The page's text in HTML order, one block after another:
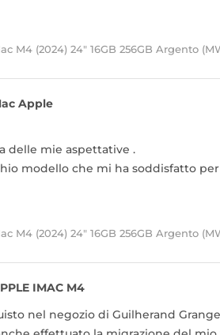
M4 (2024) 24" 16GB 256GB Argento
Apple
delle mie aspettative .
modello che mi ha soddisfatto
M4 (2024) 24" 16GB 256GB Argento
IMAC M4
nel negozio di Guilherand